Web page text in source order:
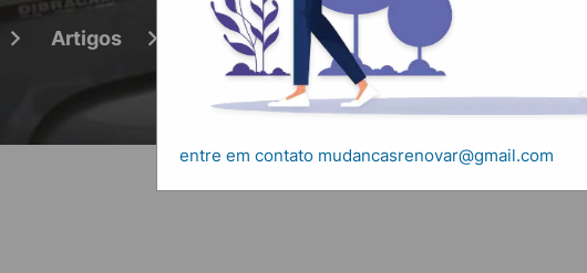
Artigos Carretos e mudanças para cidades do
entre em contato mudancasrenovar@gmail.com